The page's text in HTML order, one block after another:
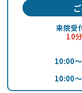
来院受
10
10:00
10:00